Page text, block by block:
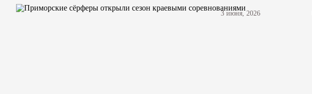
3 июня, 2026